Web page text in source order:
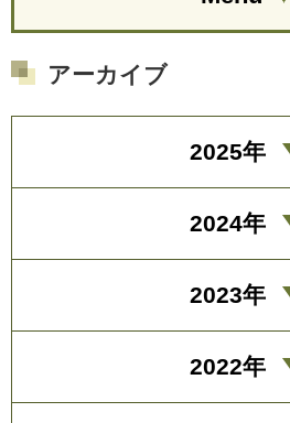
アーカイブ
2025年
2024年
2023年
2022年